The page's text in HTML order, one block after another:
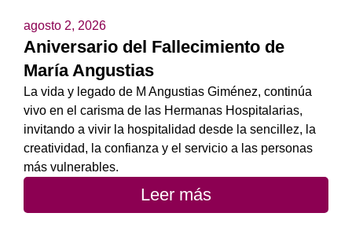
agosto 2, 2026
Aniversario del Fallecimiento de
María Angustias
La vida y legado de M Angustias Giménez, continúa
vivo en el carisma de las Hermanas Hospitalarias,
invitando a vivir la hospitalidad desde la sencillez, la
creatividad, la confianza y el servicio a las personas
más vulnerables.
Leer más